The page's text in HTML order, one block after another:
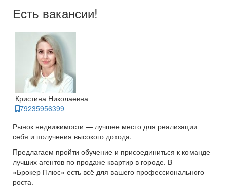
Есть вакансии!
Кристина Николаевна
79235956399
Рынок недвижимости — лучшее место для реализации
себя и получения высокого дохода.
Предлагаем пройти обучение и присоединиться к команде
лучших агентов по продаже квартир в городе. В
«Брокер Плюс» есть всё для вашего профессионального
роста.